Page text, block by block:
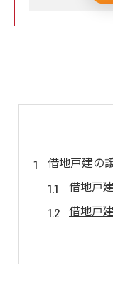
借地戸建の
借地戸
借地戸
借地戸